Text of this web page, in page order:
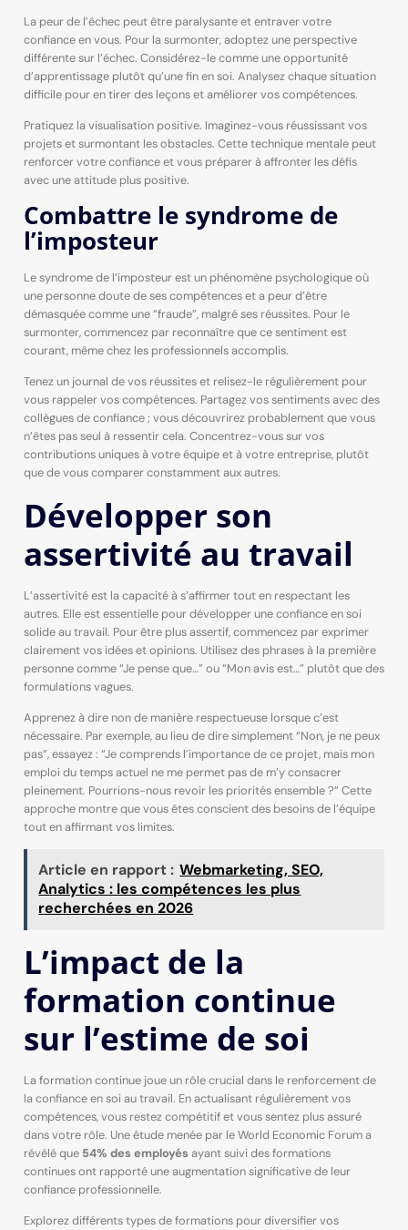
La peur de l’échec peut être paralysante et entraver votre
confiance en vous. Pour la surmonter, adoptez une perspective
différente sur l’échec. Considérez-le comme une opportunité
d’apprentissage plutôt qu’une fin en soi. Analysez chaque situation
difficile pour en tirer des leçons et améliorer vos compétences.
Pratiquez la visualisation positive. Imaginez-vous réussissant vos
projets et surmontant les obstacles. Cette technique mentale peut
renforcer votre confiance et vous préparer à affronter les défis
avec une attitude plus positive.
Combattre le syndrome de
l’imposteur
Le syndrome de l’imposteur est un phénomène psychologique où
une personne doute de ses compétences et a peur d’être
démasquée comme une “fraude”, malgré ses réussites. Pour le
surmonter, commencez par reconnaître que ce sentiment est
courant, même chez les professionnels accomplis.
Tenez un journal de vos réussites et relisez-le régulièrement pour
vous rappeler vos compétences. Partagez vos sentiments avec des
collègues de confiance ; vous découvrirez probablement que vous
n’êtes pas seul à ressentir cela. Concentrez-vous sur vos
contributions uniques à votre équipe et à votre entreprise, plutôt
que de vous comparer constamment aux autres.
Développer son
assertivité au travail
L’assertivité est la capacité à s’affirmer tout en respectant les
autres. Elle est essentielle pour développer une confiance en soi
solide au travail. Pour être plus assertif, commencez par exprimer
clairement vos idées et opinions. Utilisez des phrases à la première
personne comme “Je pense que…” ou “Mon avis est…” plutôt que des
formulations vagues.
Apprenez à dire non de manière respectueuse lorsque c’est
nécessaire. Par exemple, au lieu de dire simplement “Non, je ne peux
pas”, essayez : “Je comprends l’importance de ce projet, mais mon
emploi du temps actuel ne me permet pas de m’y consacrer
pleinement. Pourrions-nous revoir les priorités ensemble ?” Cette
approche montre que vous êtes conscient des besoins de l’équipe
tout en affirmant vos limites.
Article en rapport : Webmarketing, SEO,
Analytics : les compétences les plus
recherchées en 2026
L’impact de la
formation continue
sur l’estime de soi
La formation continue joue un rôle crucial dans le renforcement de
la confiance en soi au travail. En actualisant régulièrement vos
compétences, vous restez compétitif et vous sentez plus assuré
dans votre rôle. Une étude menée par le World Economic Forum a
révélé que 54% des employés ayant suivi des formations
continues ont rapporté une augmentation significative de leur
confiance professionnelle.
Explorez différents types de formations pour diversifier vos